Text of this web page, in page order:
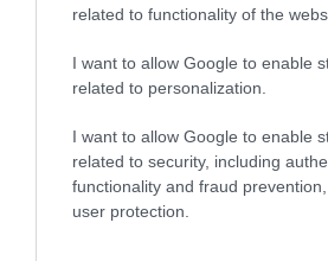
related to functionality of the
I want to allow Google to enable
related to personalization.
I want to allow Google to enable
related to security, including
functionality and fraud
user protection.
opotrebovanie plastových